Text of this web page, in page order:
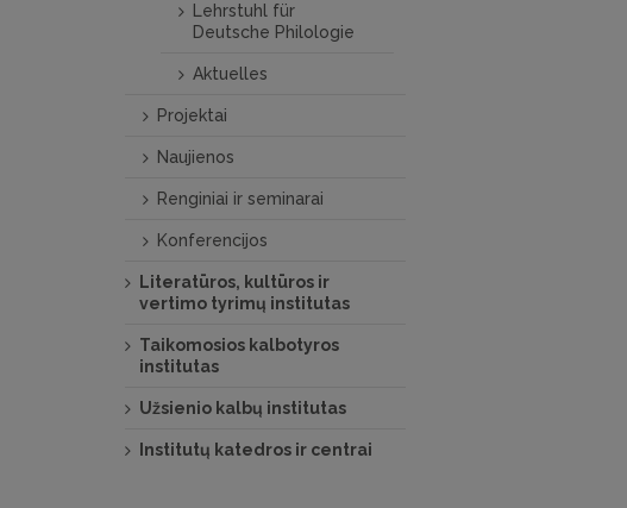
Lehrstuhl für
Deutsche Philologie
Aktuelles
Projektai
Naujienos
Renginiai ir seminarai
Konferencijos
Literatūros, kultūros ir
vertimo tyrimų institutas
Taikomosios kalbotyros
institutas
Užsienio kalbų institutas
Institutų katedros ir centrai